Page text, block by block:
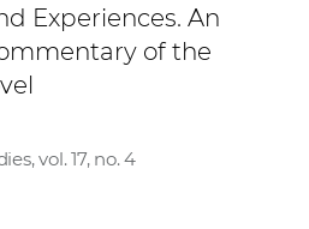
v
Experiences. An
of the
vol. 17, no. 4